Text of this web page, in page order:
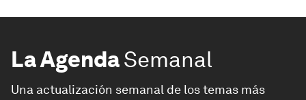
La AgendaSemanal
Una actualización semanal de los temas más